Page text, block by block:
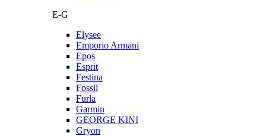
E-G
Elysee
Emporio Armani
Epos
Esprit
Festina
Fossil
Furla
Garmin
GEORGE KINI
Gryon